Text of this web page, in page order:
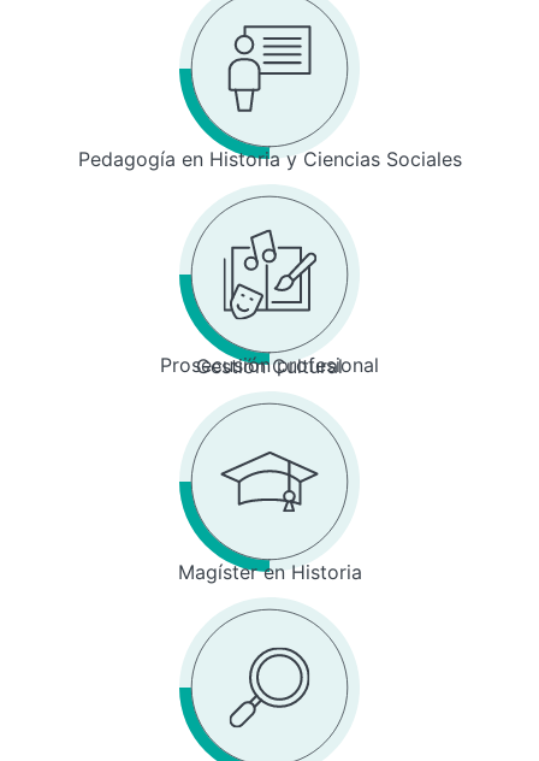
Pedagogía en Historia y Ciencias Sociales
Prosecusión profesional
Gestión Cultural
Magíster en Historia